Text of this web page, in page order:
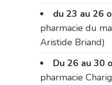
du 23 au 26
pharmacie du
Aristide Briand)
Du 26 au 30
pharmacie